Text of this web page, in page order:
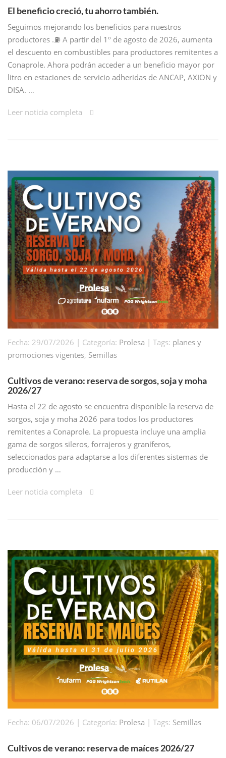
El beneficio creció, tu ahorro también.
Seguimos mejorando los beneficios para nuestros
productores .⛽ A partir del 1º de agosto de 2026, aumenta
el descuento en combustibles para productores remitentes a
Conaprole. Ahora podrán acceder a un beneficio mayor por
litro en estaciones de servicio adheridas de ANCAP, AXION y
DISA. …
Leer noticia completa
Fecha: 29/07/2026 | Categoría: Prolesa | Tags: planes y
promociones vigentes, Semillas
Cultivos de verano: reserva de sorgos, soja y moha
2026/27
Hasta el 22 de agosto se encuentra disponible la reserva de
sorgos, soja y moha 2026 para todos los productores
remitentes a Conaprole. La propuesta incluye una amplia
gama de sorgos sileros, forrajeros y graníferos,
seleccionados para adaptarse a los diferentes sistemas de
producción y …
Leer noticia completa
Fecha: 06/07/2026 | Categoría: Prolesa | Tags: Semillas
Cultivos de verano: reserva de maíces 2026/27